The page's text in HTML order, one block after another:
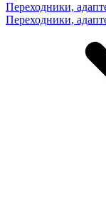
Переходники,
Переходники,